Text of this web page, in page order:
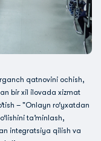
qatnovini ochish,
bir xil ilovada xizmat
– "Onlayn ro‘yxatdan
ta’minlash,
integratsiya qilish va